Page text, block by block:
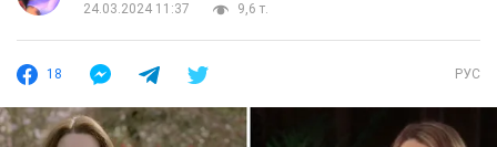
24.03.2024 11:37
9,6 т.
18 РУС